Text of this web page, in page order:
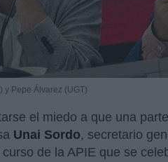
y Pepe Álvarez (UGT)
el miedo a que una
Unai Sordo, secretario
de la APIE que se